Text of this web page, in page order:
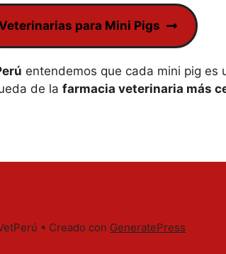
para Mini Pigs
entendemos que cada mini pig es
de la farmacia veterinaria más
• Creado con GeneratePress